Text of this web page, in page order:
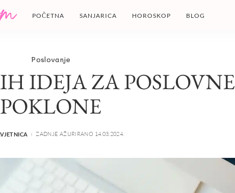
POČETNA SANJARICA HOROSKOP BLOG
Poslovanje
IDEJA ZA POSLOVNE
POKLONE
ZADNJE AŽURIRANO 14.03.2024.